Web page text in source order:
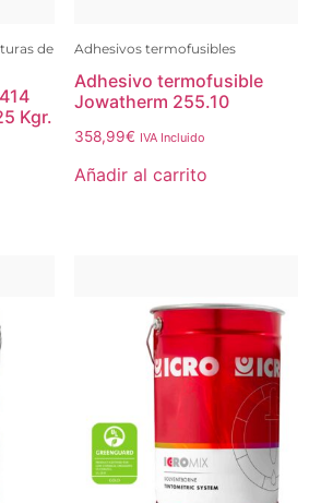
de
Kgr.
Adhesivos termofusibles
Adhesivo termofusible
Jowatherm 255.10
358,99€ IVA Incluido
Añadir al carrito